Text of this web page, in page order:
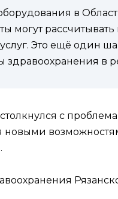
в
могут рассчитывать
Это ещё один
здравоохранения в
с
новыми